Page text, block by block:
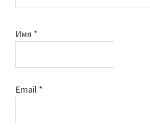
Имя *
Email *